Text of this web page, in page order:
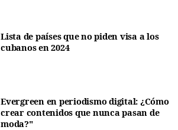
Lista de países que no piden visa a los
cubanos en 2024
Evergreen en periodismo digital: ¿Cómo
crear contenidos que nunca pasan de
moda?"